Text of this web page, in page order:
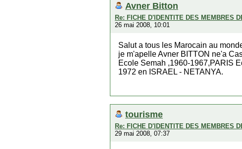
Avner Bitton
Re: FICHE D'IDENTITE DES MEMBRES
26 mai 2008, 10:01
Salut a tous les Marocain au
je m'apelle Avner BITTON ne'a
Ecole Semah ,1960-1967,PARIS
1972 en ISRAEL - NETANYA.
tourisme
Re: FICHE D'IDENTITE DES MEMBRES
29 mai 2008, 07:37